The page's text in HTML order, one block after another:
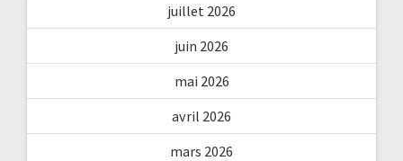
juillet 2026
juin 2026
mai 2026
avril 2026
mars 2026